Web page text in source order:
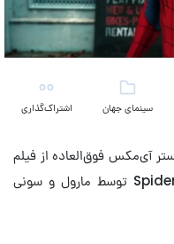
سینمای جهان اشتراک‌گذاری
آی‌مکس فوق‌العاده از فیلم
سینمایی Spider-Man: Brand New Day توسط مارول و سونی